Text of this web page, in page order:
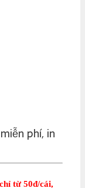
phí, in
từ 50đ/cái,